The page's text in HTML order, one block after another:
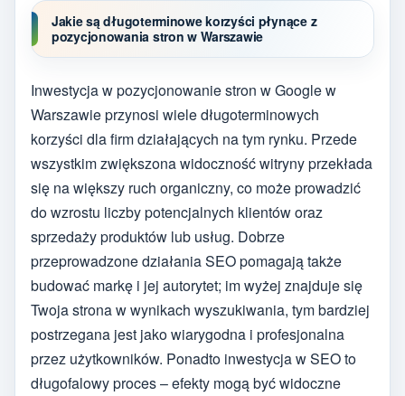
Jakie są długoterminowe korzyści płynące z
pozycjonowania stron w Warszawie
Inwestycja w pozycjonowanie stron w Google w
Warszawie przynosi wiele długoterminowych
korzyści dla firm działających na tym rynku. Przede
wszystkim zwiększona widoczność witryny przekłada
się na większy ruch organiczny, co może prowadzić
do wzrostu liczby potencjalnych klientów oraz
sprzedaży produktów lub usług. Dobrze
przeprowadzone działania SEO pomagają także
budować markę i jej autorytet; im wyżej znajduje się
Twoja strona w wynikach wyszukiwania, tym bardziej
postrzegana jest jako wiarygodna i profesjonalna
przez użytkowników. Ponadto inwestycja w SEO to
długofalowy proces – efekty mogą być widoczne